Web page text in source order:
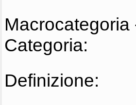
Macrocategoria
Categoria:
Definizione: